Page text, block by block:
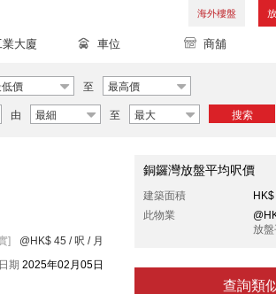
海外樓盤
業大廈 車位 商舖
價 至 最高價
由 最細 至 最大 搜索
] @HK$ 45 / 呎 / 月
期 2025年02月05日
銅鑼灣放盤平均呎價
建築面積
此物業
放
查詢類